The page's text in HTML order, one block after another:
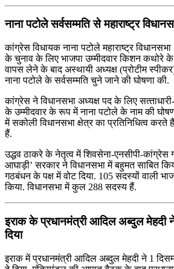
नाना पटोले सर्वसम्‍मति से महाराष्‍ट्र
कांग्रेस विधायक नाना पटोले महाराष्‍ट्र
के चुनाव के लिए भाजपा उम्‍मीदवार किशन कथोरे
वापस लेने के बाद अस्‍थायी अध्‍यक्ष (प्रोटीम
नाना पटोले के सर्वसम्‍मति चुने जाने की घोषणा की.
कांग्रेस ने विधानसभा अध्‍यक्ष पद के लिए
के उम्‍मीदवार के रूप में नाना पटोले के नाम की
में सकोली विधानसभा क्षेत्र का प्रतिनिधित्‍व करते
हैं.
उद्धव ठाकरे के नेतृत्‍व में शिवसेना-एनसीपी-कांग्रेस
आघाड़ी’ सरकार ने विधानसभा में बहुमत साबित
गठबंधन के पक्ष में वोट दिया. 105 सदस्‍यों वाली
किया. विधानसभा में कुल 288 सदस्‍य हैं.
इराक के प्रधानमंत्री आदिल अब्दुल मेहदी
दिया
इराक में प्रधानमंत्री आदिल अब्दुल मेहदी ने 1